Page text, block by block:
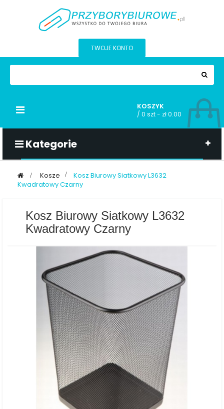
TWOJE KONTO
KOSZYK
/ 0 szt - zł 0.00
Kategorie
Przełącz
> Kosze >
Kosz Biurowy Siatkowy L3632
Kwadratowy Czarny
Kosz Biurowy Siatkowy L3632
Kwadratowy Czarny